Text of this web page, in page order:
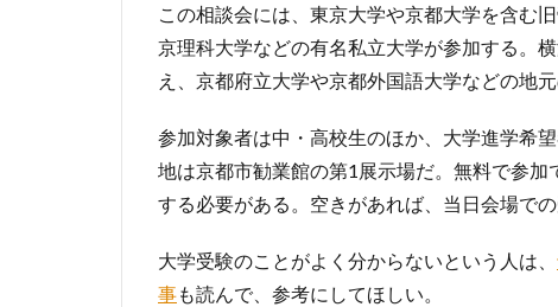
この相談会には、東京大学や京都大学を含む
京理科大学などの有名私立大学が参加する。
え、京都府立大学や京都外国語大学などの地
参加対象者は中・高校生のほか、大学進学希
地は京都市勧業館の第1展示場だ。無料で参
する必要がある。空きがあれば、当日会場で
大学受験のことがよく分からないという人は、
事も読んで、参考にしてほしい。